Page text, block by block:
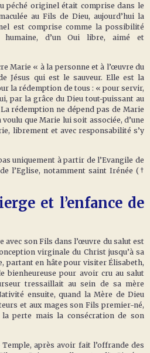
péché originel était comprise dans le
au Fils de Dieu, aujourd’hui la
est comprise comme la possibilité
humaine, d’un Oui libre, aimé et
« à la personne et à l’œuvre du
Jésus qui est le sauveur. Elle est la
la rédemption de tous : « pour servir,
par la grâce du Dieu tout-puissant au
rédemption ne dépend pas de Marie
que Marie lui soit associée, d’une
librement et avec responsabilité s’y
à partir de l’Evangile de
l’Eglise, notamment saint Irénée (†
et l’enfance de
son Fils dans l’œuvre du salut est
virginale du Christ jusqu’à sa
partant en hâte pour visiter Élisabeth,
bienheureuse pour avoir cru au salut
tressaillait au sein de sa mère
ensuite, quand la Mère de Dieu
et aux mages son Fils premier-né,
perte mais la consécration de son
après avoir fait l’offrande des